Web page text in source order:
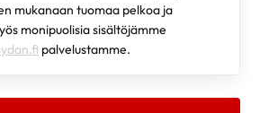
mukanaan tuomaa pelkoa ja
monipuolisia sisältöjämme
palvelustamme.